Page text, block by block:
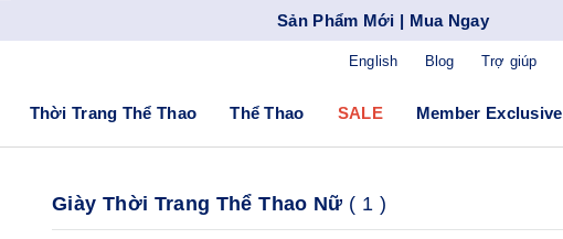
Sản Phẩm Mới | Mua Ngay
Blog Trợ giúp
English
Thời Trang Thể Thao Thể Thao SALE Member Exclusive
Giày Thời Trang Thể Thao Nữ ( 1 )